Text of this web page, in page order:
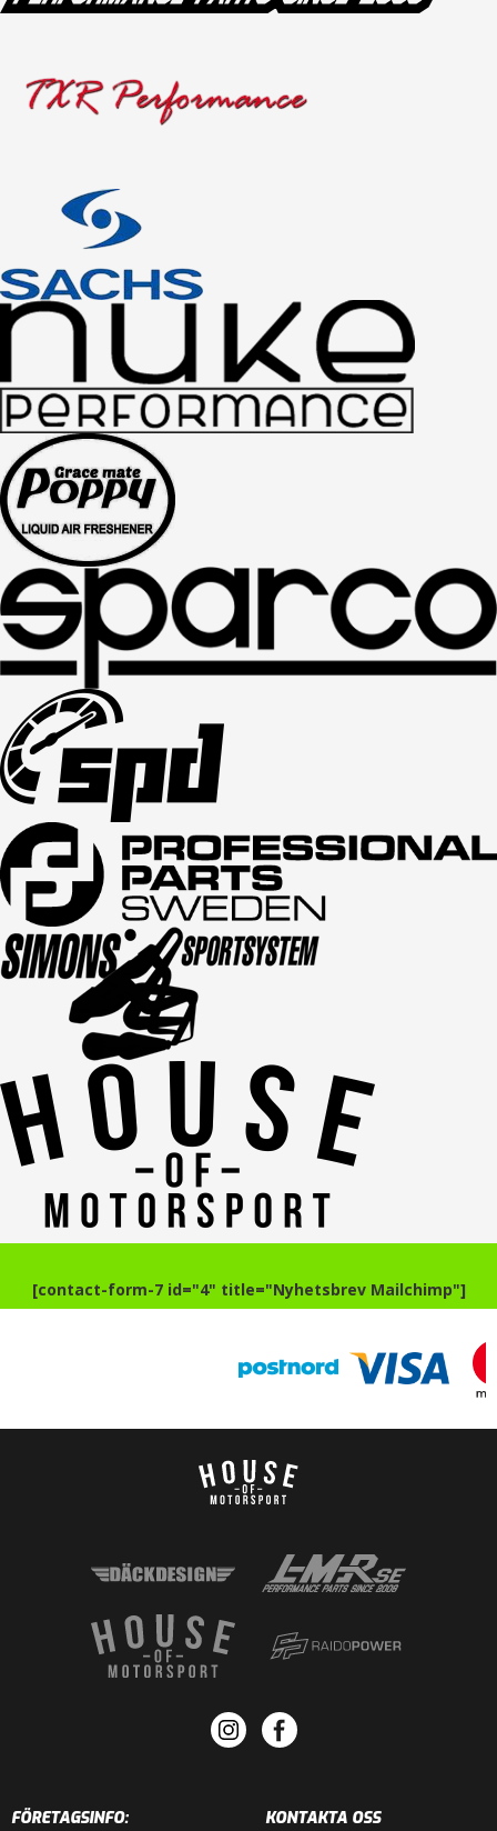
[contact-form-7 id="4" title="Nyhetsbrev Mailchimp"]
FÖRETAGSINFO:
KONTAKTA OSS